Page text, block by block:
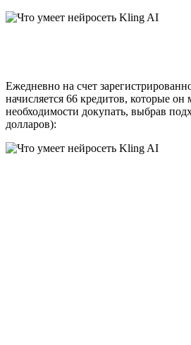
Ежедневно на счет
начисляется 66 кредитов, которые он
необходимости докупать, выбрав
долларов):